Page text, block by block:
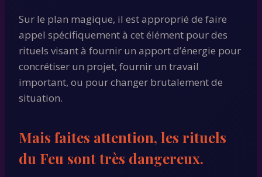
Sur le plan magique, il est approprié de faire
appel spécifiquement à cet élément pour des
rituels visant à fournir un apport d’énergie pour
concrétiser un projet, fournir un travail
important, ou pour changer brutalement de
situation.
Mais faites attention, les rituels
du Feu sont très dangereux.